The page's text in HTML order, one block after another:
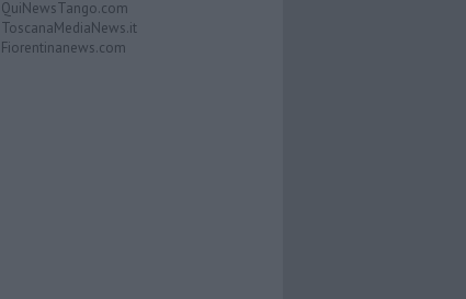
QuiNewsTango.com
ToscanaMediaNews.it
Fiorentinanews.com